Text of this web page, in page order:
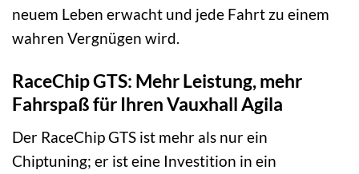
neuem Leben erwacht und jede Fahrt zu einem
wahren Vergnügen wird.
RaceChip GTS: Mehr Leistung, mehr
Fahrspaß für Ihren Vauxhall Agila
Der RaceChip GTS ist mehr als nur ein
Chiptuning; er ist eine Investition in ein